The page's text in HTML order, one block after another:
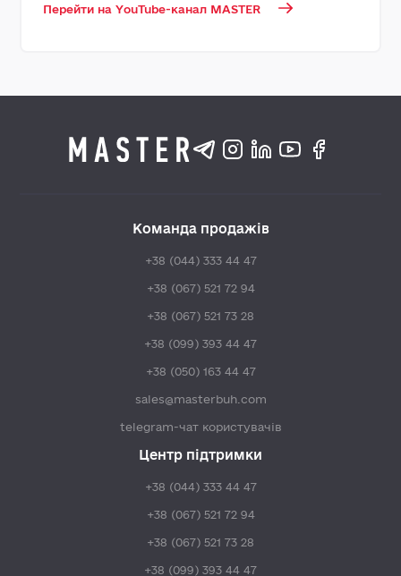
Перейти на YouTube-канал MASTER
Команда продажів
+38 (044) 333 44 47
+38 (067) 521 72 94
+38 (067) 521 73 28
+38 (099) 393 44 47
+38 (050) 163 44 47
sales@masterbuh.com
telegram-чат користувачів
Центр підтримки
+38 (044) 333 44 47
+38 (067) 521 72 94
+38 (067) 521 73 28
+38 (099) 393 44 47